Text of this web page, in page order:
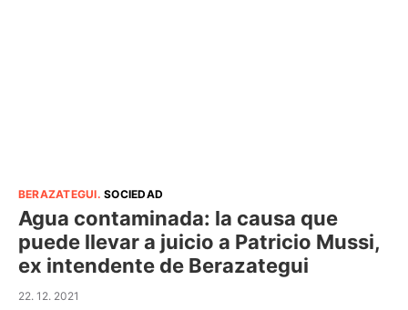
BERAZATEGUI.SOCIEDAD
Agua contaminada: la causa que
puede llevar a juicio a Patricio Mussi,
ex intendente de Berazategui
22. 12. 2021